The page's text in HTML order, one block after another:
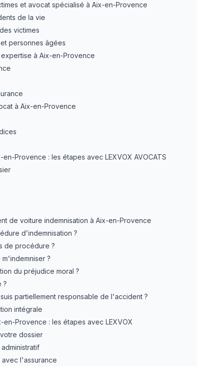
et avocat spécialisé à Aix-en-Provence
de la vie
victimes
personnes âgées
à Aix-en-Provence
à Aix-en-Provence
Provence : les étapes avec LEXVOX AVOCATS
de voiture indemnisation à Aix-en-Provence
d'indemnisation ?
de procédure ?
?
du préjudice moral ?
?
partiellement responsable de l'accident ?
intégrale
Provence : les étapes avec LEXVOX
dossier
l'assurance